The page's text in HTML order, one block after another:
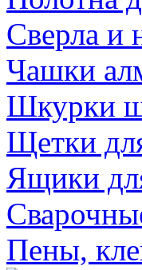
Сверла и
Чашки
Шкурки
Щетки
Ящики
Пены,